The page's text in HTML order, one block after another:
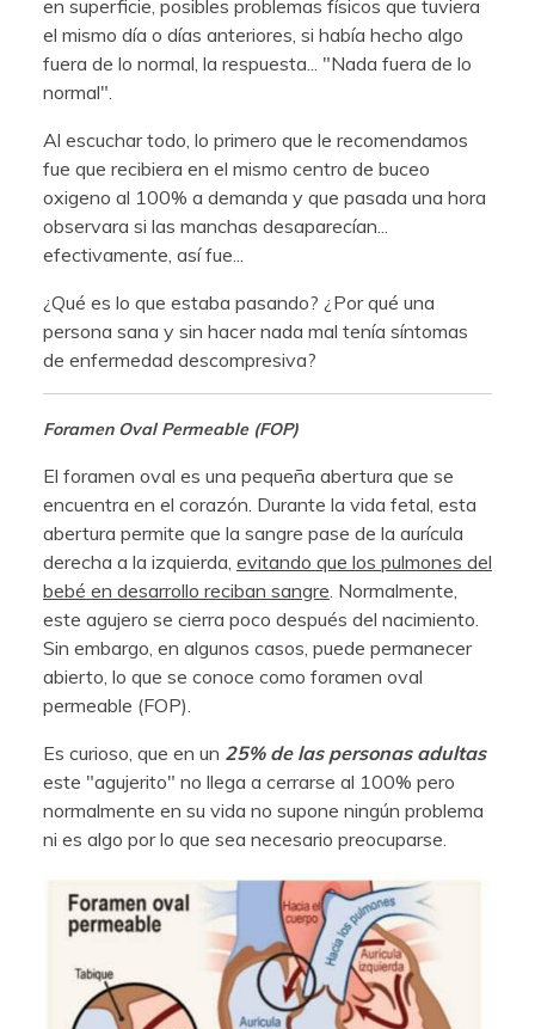
en superficie, posibles problemas físicos que tuviera
el mismo día o días anteriores, si había hecho algo
fuera de lo normal, la respuesta... "Nada fuera de lo
normal".
Al escuchar todo, lo primero que le recomendamos
fue que recibiera en el mismo centro de buceo
oxigeno al 100% a demanda y que pasada una hora
observara si las manchas desaparecían...
efectivamente, así fue...
¿Qué es lo que estaba pasando? ¿Por qué una
persona sana y sin hacer nada mal tenía síntomas
de enfermedad descompresiva?
Foramen Oval Permeable (FOP)
El foramen oval es una pequeña abertura que se
encuentra en el corazón. Durante la vida fetal, esta
abertura permite que la sangre pase de la aurícula
derecha a la izquierda, evitando que los pulmones del
bebé en desarrollo reciban sangre. Normalmente,
este agujero se cierra poco después del nacimiento.
Sin embargo, en algunos casos, puede permanecer
abierto, lo que se conoce como foramen oval
permeable (FOP).
Es curioso, que en un 25% de las personas adultas
este "agujerito" no llega a cerrarse al 100% pero
normalmente en su vida no supone ningún problema
ni es algo por lo que sea necesario preocuparse.